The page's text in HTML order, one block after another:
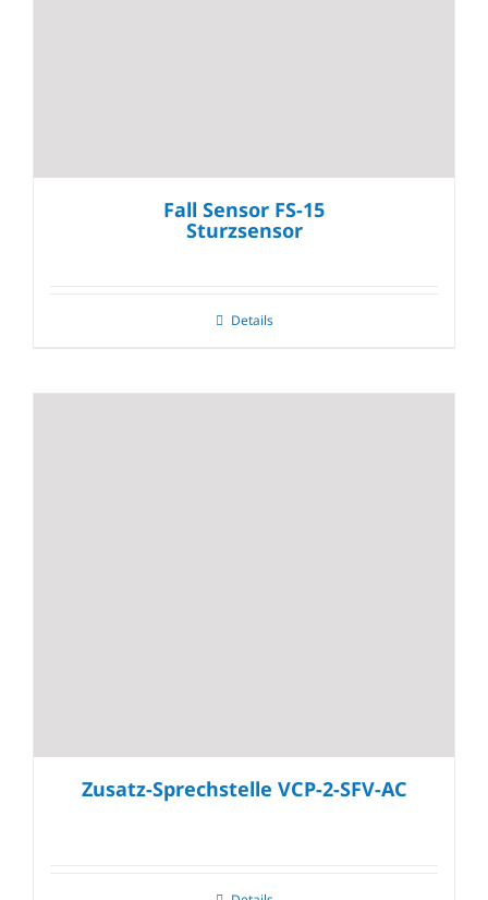
Fall Sensor FS-15
Sturzsensor
Details
Zusatz-Sprechstelle VCP-2-SFV-AC